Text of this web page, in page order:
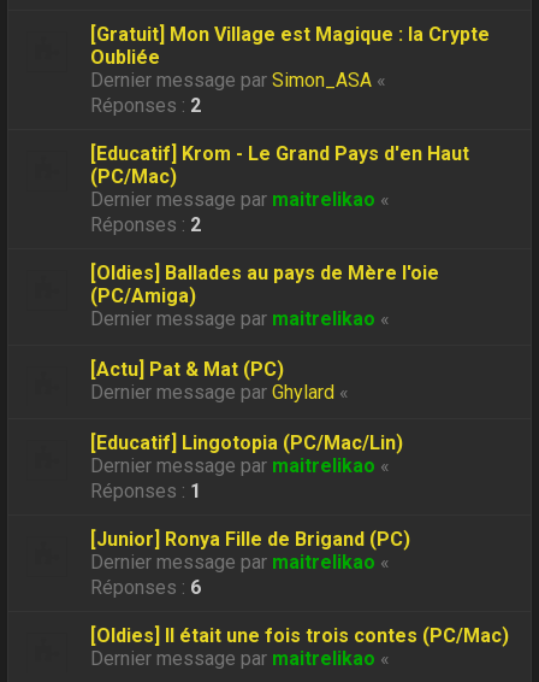
[Gratuit] Mon Village est Magique : la Crypte
Oubliée
Dernier message parSimon_ASA «
Réponses : 2
[Educatif] Krom - Le Grand Pays d'en Haut
(PC/Mac)
Dernier message par maitrelikao «
Réponses : 2
[Oldies] Ballades au pays de Mère l'oie
(PC/Amiga)
Dernier message par maitrelikao «
[Actu] Pat & Mat (PC)
Dernier message parGhylard «
[Educatif] Lingotopia (PC/Mac/Lin)
Dernier message par maitrelikao «
Réponses : 1
[Junior] Ronya Fille de Brigand (PC)
Dernier message par maitrelikao «
Réponses : 6
[Oldies] Il était une fois trois contes (PC/Mac)
Dernier message par maitrelikao «